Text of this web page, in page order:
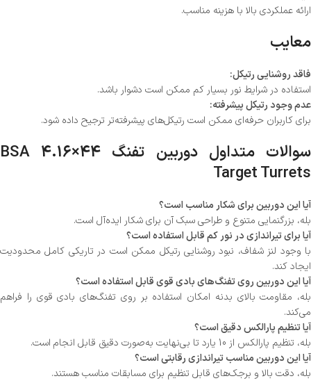
ارائه عملکردی بالا با هزینه مناسب.
معایب
فاقد روشنایی رتیکل:
استفاده در شرایط نور بسیار کم ممکن است دشوار باشد.
عدم وجود رتیکل پیشرفته:
برای کاربران حرفه‌ای ممکن است رتیکل‌های پیشرفته‌تر ترجیح داده شود.
سوالات متداول دوربین تفنگ BSA 4.16×44
Target Turrets
آیا این دوربین برای شکار مناسب است؟
بله، بزرگنمایی متنوع و طراحی سبک آن برای شکار ایده‌آل است.
آیا برای تیراندازی در نور کم قابل استفاده است؟
با وجود لنز شفاف، نبود روشنایی رتیکل ممکن است در تاریکی کامل محدودیت
ایجاد کند.
آیا این دوربین روی تفنگ‌های بادی قوی قابل استفاده است؟
بله، مقاومت بالای بدنه امکان استفاده بر روی تفنگ‌های بادی قوی را فراهم
می‌کند.
آیا تنظیم پارالکس دقیق است؟
بله، تنظیم پارالکس از 10 یارد تا بی‌نهایت به‌صورت دقیق قابل انجام است.
آیا این دوربین مناسب تیراندازی رقابتی است؟
بله، دقت بالا و برجک‌های قابل تنظیم برای مسابقات مناسب هستند.